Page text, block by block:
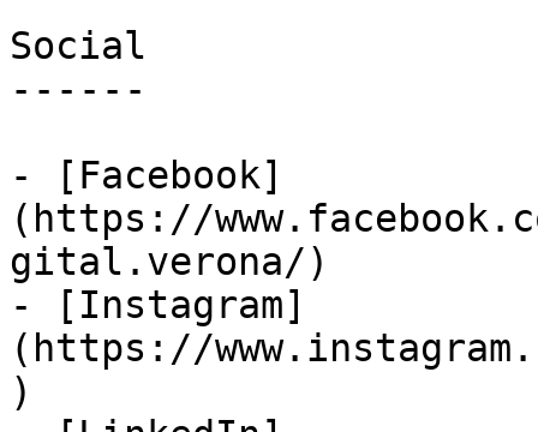
Social
------
- [Facebook]
(https://
gital.verona/)
- [Instagram]
(https://
)